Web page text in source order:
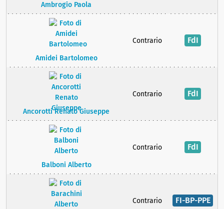
Ambrogio Paola
Amidei Bartolomeo
Contrario FdI
Ancorotti Renato Giuseppe
Contrario FdI
Balboni Alberto
Contrario FdI
Contrario FI-BP-PPE